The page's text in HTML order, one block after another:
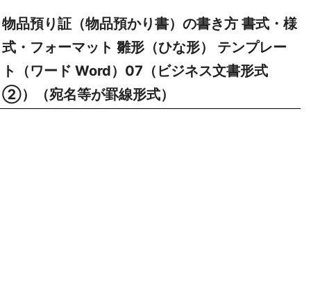
物品預り証（物品預かり書）の書き方 書式・様
式・フォーマット 雛形（ひな形） テンプレー
ト（ワード Word）07（ビジネス文書形式
②）（宛名等が罫線形式）